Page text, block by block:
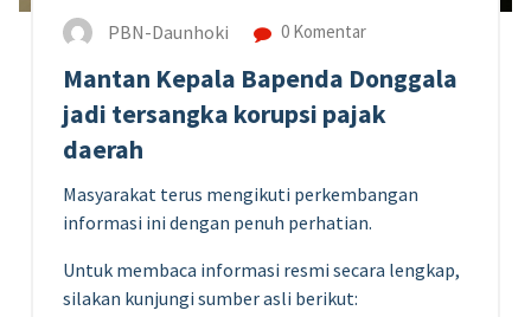
PBN-Daunhoki 0 Komentar
Mantan Kepala Bapenda Donggala
jadi tersangka korupsi pajak
daerah
Masyarakat terus mengikuti perkembangan
informasi ini dengan penuh perhatian.
Untuk membaca informasi resmi secara lengkap,
silakan kunjungi sumber asli berikut: